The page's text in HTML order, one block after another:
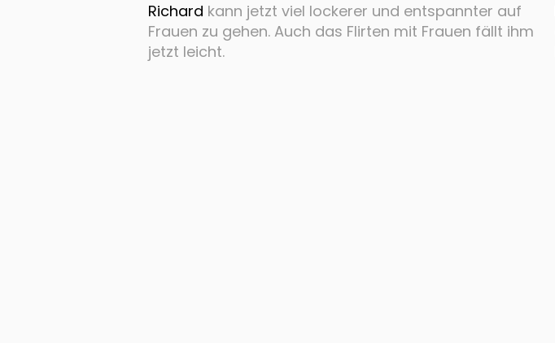
Richard kann jetzt viel lockerer und entspannter auf
Frauen zu gehen. Auch das Flirten mit Frauen fällt ihm
jetzt leicht.